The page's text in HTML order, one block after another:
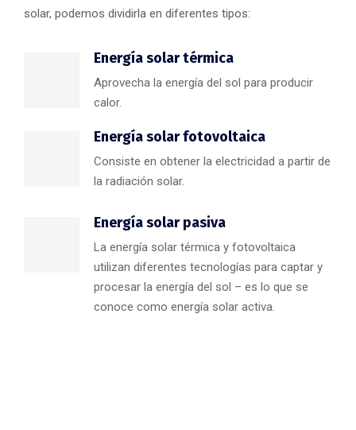
solar, podemos dividirla en diferentes tipos:
Energía solar térmica
Aprovecha la energía del sol para producir
calor.
Energía solar fotovoltaica
Consiste en obtener la electricidad a partir de
la radiación solar.
Energía solar pasiva
La energía solar térmica y fotovoltaica
utilizan diferentes tecnologías para captar y
procesar la energía del sol – es lo que se
conoce como energía solar activa.